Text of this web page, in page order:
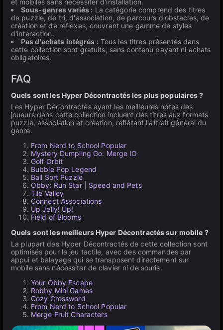
et mobiles sans nécessiter d'installation.
Sous-genres variés : La catégorie comprend des titres
de puzzle, de tri, d'association, de parcours d'obstacles, de
création et de réflexes, couvrant une gamme de styles
d'interaction.
Pas d'achats intégrés : Tous les titres présentés dans
cette collection sont gratuits, sans contenu payant ni achats
obligatoires.
FAQ
Quels sont les Hyper Décontractés les plus populaires ?
Les Hyper Décontractés ayant les meilleures notes des
joueurs dans cette collection incluent des titres aux formats
puzzle, association et création, reflétant l'attrait général du
genre.
From Nerd to School Popular
Mystery Dumpling Go: Merge IO
Golf Orbit
Bubble Pop Legend
Ball Sort Puzzle
Obby: Run Star | Speed and Pets
Tile Valley
Connect Associations
Up Jelly! Up!
Field of Blooms
Quels sont les meilleurs Hyper Décontractés sur mobile ?
La plupart des Hyper Décontractés de cette collection sont
optimisés pour le jeu tactile, avec des commandes par
appui et balayage qui se transposent directement sur
mobile sans nécessiter de clavier ni de souris.
Your Obby Escape
Robby Mini Games
Cozy Crossword
From Nerd to School Popular
Merge Fruit Characters